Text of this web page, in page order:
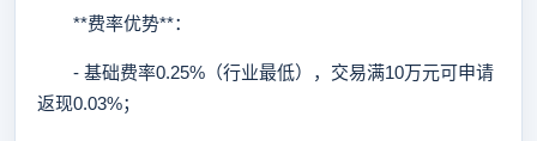
**费率优势**：
- 基础费率0.25%（行业最低），交易满10万元可申请
返现0.03%；